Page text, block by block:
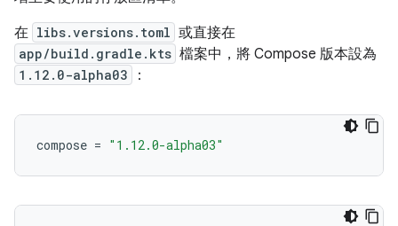
在 libs.versions.toml 或直接在
app/build.gradle.kts 檔案中，將 Compose 版本設為
1.12.0-alpha03 ：
compose = "1.12.0-alpha03"